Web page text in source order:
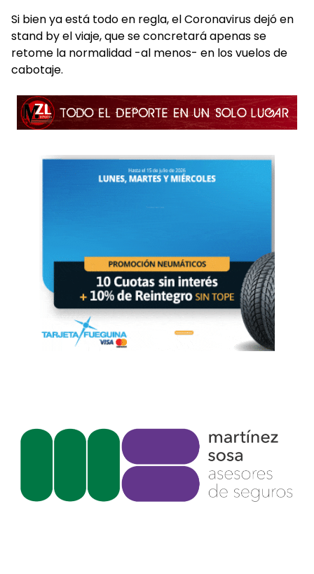
Si bien ya está todo en regla, el Coronavirus dejó en
stand by el viaje, que se concretará apenas se
retome la normalidad -al menos- en los vuelos de
cabotaje.